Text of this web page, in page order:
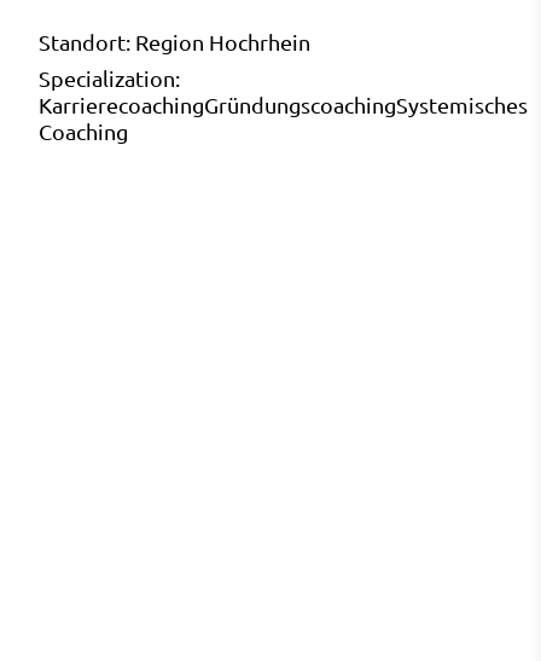
Standort: Region Hochrhein
Specialization:
KarrierecoachingGründungscoachingSystemisches
Coaching